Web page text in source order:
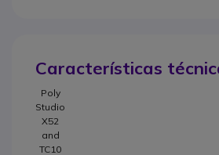
Características
Poly
Studio
X52
and
TC10